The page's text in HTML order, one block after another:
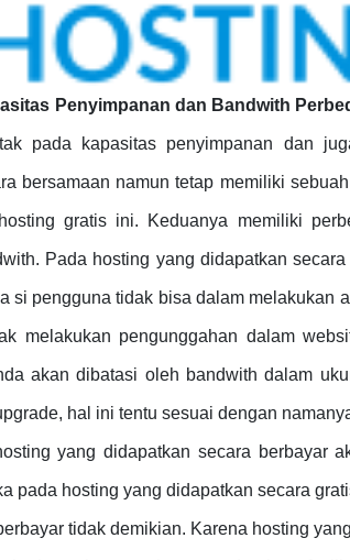
Penyimpanan dan Bandwith
pada kapasitas penyimpanan dan
bersamaan namun tetap memiliki
gratis ini. Keduanya memiliki
Pada hosting yang didapatkan secara
si pengguna tidak bisa dalam melakukan
melakukan pengunggahan dalam
akan dibatasi oleh bandwith dalam
hal ini tentu sesuai dengan
yang didapatkan secara berbayar
pada hosting yang didapatkan secara
tidak demikian. Karena hosting